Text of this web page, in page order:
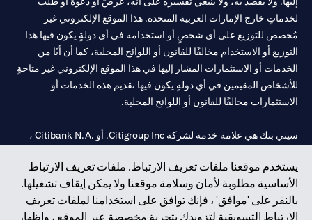
يستخدم موقعنا ملفات تعريف الارتباط. ملفات تعريف الارتباط
الأساسية مطلوبة لأمان وسلامة موقعنا ولا يمكن إيقاف تشغيلها.
بالنقر على 'موافق' ، فإنك توافق على استخدامنا لملفات تعريف
الارتباط التسويقية لتزويدك بتجربة مخصصة عبر الموقع ، وإظهار
لخدماتٍ خارج الإمارات العربية المتحدة. هذا الموقع الإلكتروني غير
مُخصص للتوزيع على أي شخصٍ أو استخدامه في أي دولةٍ يكون فيها هذا
التوزيع أو الاستخدام مخالفًا للقانون أو اللوائح المحلية، كما أن أيًا من
الخدمات أو الاستثمارات المشار إليها في هذا الموقع الإلكتروني غير متاحةٍ
للأشخاص المقيمين في أي دولةٍ يكون فيها تقديم هذه الخدمات أو
الاستثمارات مخالفًا للقانون أو اللوائح المحلية.
سيتي بنك هي علامة خدمة لشركة Citigroup Inc. أو .Citibank N.A ،
سيتي بنك إن. إيه. الإمارات مسجل لدى مصرف الإمارات المركزي تحت
أرقام التراخيص 202563 لفرع الوصل في دبي، 531989 لفرع مول